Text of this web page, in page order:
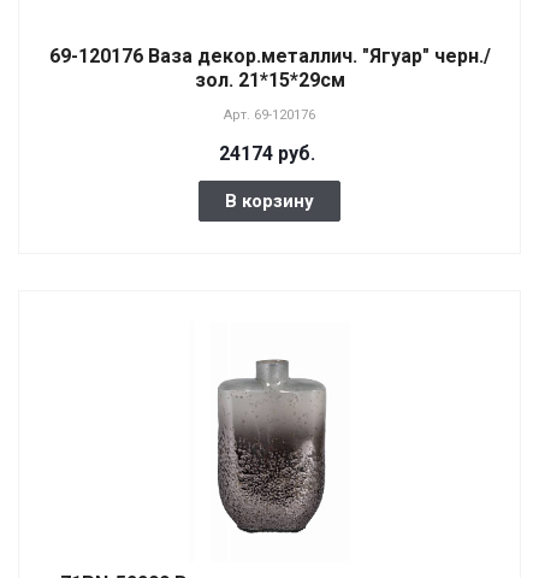
69-120176 Ваза декор.металлич. "Ягуар" черн./
зол. 21*15*29см
Арт. 69-120176
24174 руб.
В корзину